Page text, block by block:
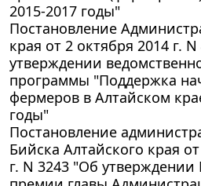
2015-2017 годы"
Постановление
края от 2 октября 2014 г.
утверждении
программы "Поддержка
фермеров в Алтайском
годы"
Постановление
Бийска Алтайского края
г. N 3243 "Об